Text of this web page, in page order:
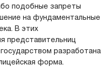
подобные запреты
на фундаментальные
В этих
представительниц
разработана
форма.